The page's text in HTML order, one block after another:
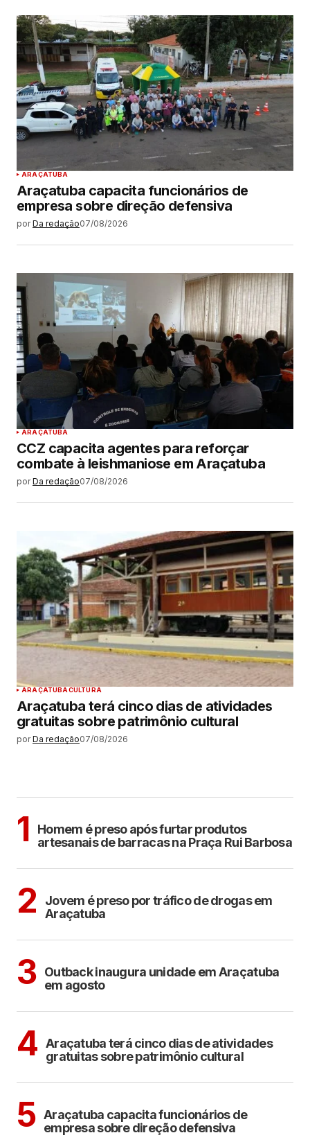
ARAÇATUBA
Araçatuba capacita funcionários de
empresa sobre direção defensiva
por Da redação07/08/2026
ARAÇATUBA
CCZ capacita agentes para reforçar
combate à leishmaniose em Araçatuba
por Da redação07/08/2026
ARAÇATUBACULTURA
Araçatuba terá cinco dias de atividades
gratuitas sobre patrimônio cultural
por Da redação07/08/2026
1
Homem é preso após furtar produtos
artesanais de barracas na Praça Rui Barbosa
2
Jovem é preso por tráfico de drogas em
Araçatuba
3 Outback inaugura unidade em Araçatuba
em agosto
4 Araçatuba terá cinco dias de atividades
gratuitas sobre patrimônio cultural
5 Araçatuba capacita funcionários de
empresa sobre direção defensiva